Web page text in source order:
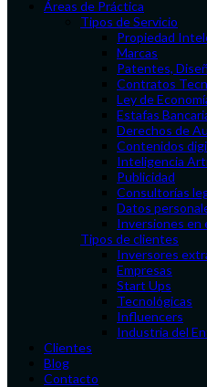
Áreas de Práctica
Tipos de Servicio
Propiedad
Marcas
Patentes,
Contratos
Ley de
Estafas
Derechos de
Contenidos
Inteligencia
Publicidad
Consultorías
Datos
Inversiones en
Tipos de clientes
Inversores
Empresas
Start Ups
Tecnológicas
Influencers
Industria del
Clientes
Blog
Contacto